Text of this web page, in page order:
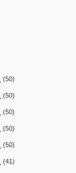
(50)
(50)
(50)
(50)
(50)
(41)